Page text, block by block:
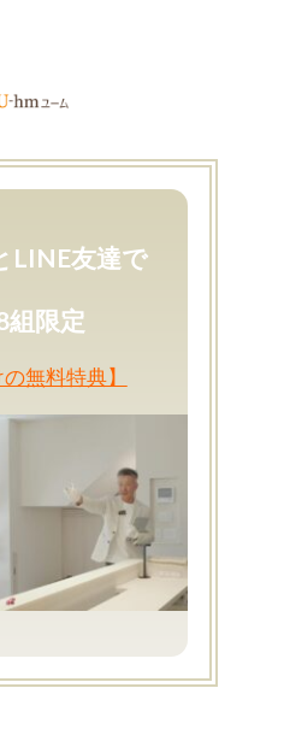
LINE友達で
組限定
無料特典】